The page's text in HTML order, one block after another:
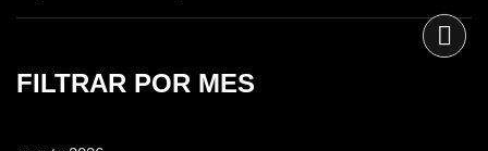
FILTRAR POR MES